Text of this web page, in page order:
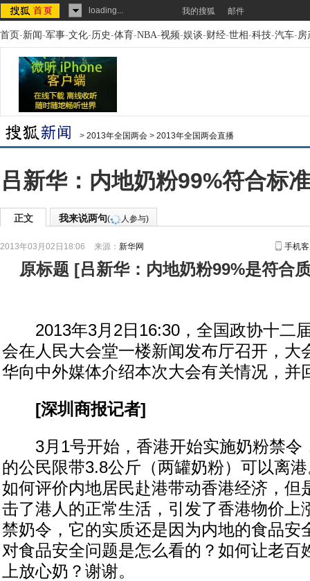
loading... 我的搜狐 邮件
首页-新闻-军事-文化-历史-体育-NBA-视频-娱谈-财经-世相-科技-汽车-房
> 2013年全国两会 > 2013年全国两会直播
吕新华：内地奶粉99%符合标
正文 我来说两句( 人参与)
2013年03月02日18:06 来源： 新华网 手机
原标题 [吕新华：内地奶粉99%是符合
2013年3月2日16:30，全国政协十二
会在人民大会堂一楼新闻发布厅召开，大
华向中外媒体介绍本次大会有关情况，并
[深圳商报记者]
3月1号开始，香港开始实施奶粉禁令
的公民限带3.8公斤（两罐奶粉）可以离
如何评价内地居民赴港带动香港经济，但
击了港人的正常生活，引发了香港物价上
禁奶令，它的实质还是因为内地的食品安
对食品安全问题是怎么看的？如何让老百
上放心奶？谢谢。